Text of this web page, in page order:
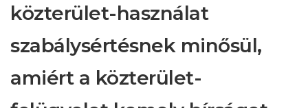
közterület-használat
szabálysértésnek minősül,
amiért a közterület-